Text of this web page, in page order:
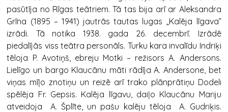
pasūtīja no Rīgas teātriem. Tā tas bija arī ar Aleksandra
Grīna (1895 – 1941) jautrās tautas lugas „Kalēja līgava”
izrādi. Tā notika 1938. gada 26. decembrī. Izrādē
piedalījās viss teātra personāls. Turku kara invalīdu Indriķi
tēloja P. Avotiņš, ebreju Motki – režisors A. Andersons.
Lielīgo un bargo Klaucānu māti rādīja A. Andersone, bet
viņas mīļo znotiņu un reizē arī trako plānprātiņu Dodeli
spēlēja Fr. Gepsis. Kalēja līgavu, daiļo Klaucānu Mariju
atveidoja A. Šplīte, un pašu kalēju tēloja A. Gudriķis.